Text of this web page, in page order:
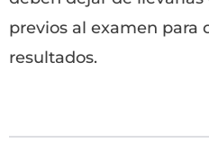
previos al examen para
resultados.